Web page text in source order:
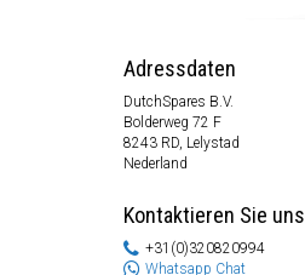
Adressdaten
DutchSpares B.V.
Bolderweg 72 F
8243 RD, Lelystad
Nederland
Kontaktieren Sie uns
+31(0)320820994
Whatsapp Chat